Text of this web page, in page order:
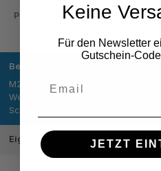
Produktnummer: M201.350
Beschreibung
M201.350 Werkstatt-Messschieber
Werkstatt-Messschieber ist ein
Schiebe…
Eigenschaften
Keine
Für den Newsletter
Gutschein-
JETZT